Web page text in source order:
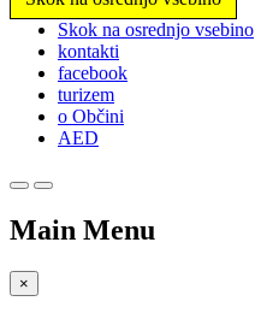
Prosimo,
upoštevajte:
spletno
mesto
vključuje
sistem
Skok na osrednjo vsebino
kontakti
facebook
turizem
o Občini
AED
Main Menu
×